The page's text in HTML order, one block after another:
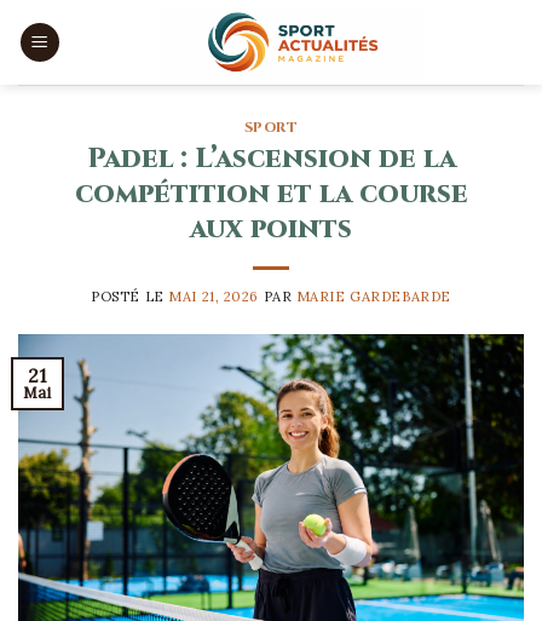
SPORT
Padel : L’ascension de la
compétition et la course
aux points
POSTÉ LE MAI 21, 2026 PAR MARIE GARDEBARDE
21
Mai